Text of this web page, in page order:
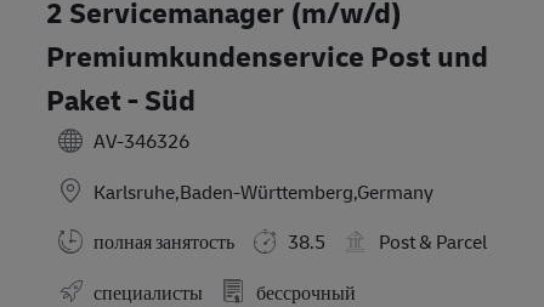
2 Servicemanager (m/w/d)
Premiumkundenservice Post und
Paket - Süd
AV-346326
Karlsruhe,Baden-Württemberg,Germany
полная занятость
38.5
Post & Parcel
специалисты
бессрочный